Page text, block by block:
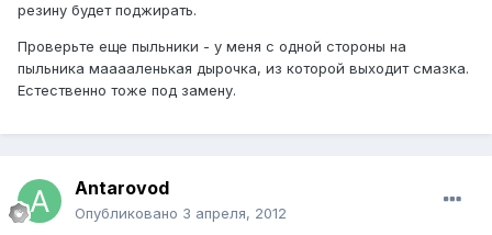
резину будет поджирать.
Проверьте еще пыльники - у меня с одной стороны на
пыльника мааааленькая дырочка, из которой выходит смазка.
Естественно тоже под замену.
Antarovod
Опубликовано 3 апреля, 2012